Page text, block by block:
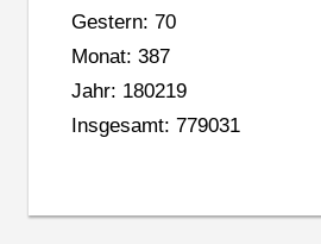
Gestern: 70
Monat: 387
Jahr: 180219
Insgesamt: 779031